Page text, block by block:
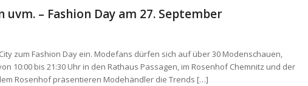
– Fashion Day am 27. September
zum Fashion Day ein. Modefans dürfen sich auf über 30 Modenschauen,
10:00 bis 21:30 Uhr in den Rathaus Passagen, im Rosenhof Chemnitz und der
Rosenhof präsentieren Modehändler die Trends […]